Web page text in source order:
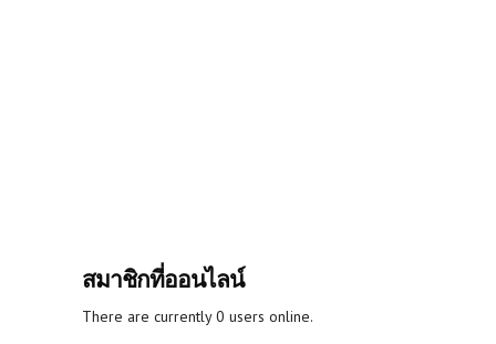
สมาชิกที่ออนไลน์
There are currently 0 users online.